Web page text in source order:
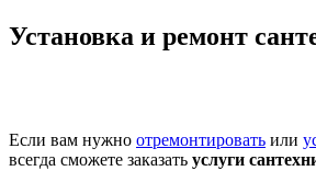
Установка и ремонт
Если вам нужно отремонтировать или
всегда сможете заказать услуги